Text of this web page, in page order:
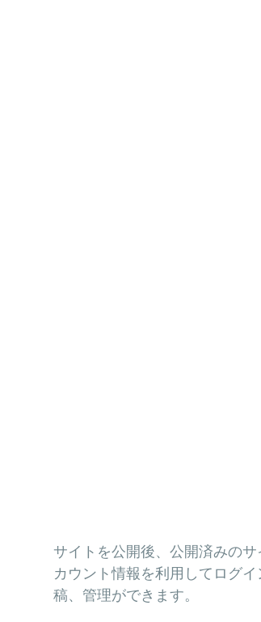
サイトを公開後、公開済みの
カウント情報を利用してログ
稿、管理ができます。